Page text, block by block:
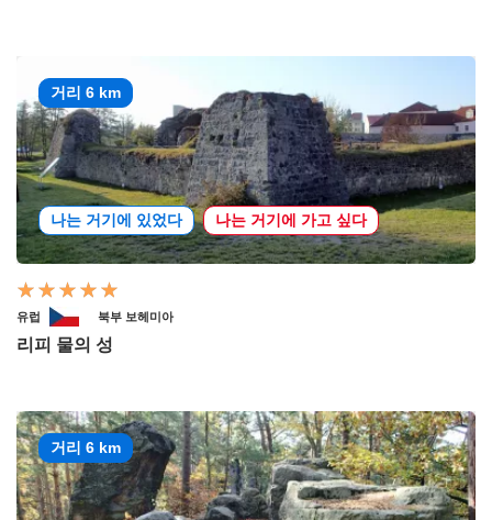
거리 6 km
나는 거기에 있었다 나는 거기에 가고 싶다
유럽 북부 보헤미아
리피 물의 성
거리 6 km